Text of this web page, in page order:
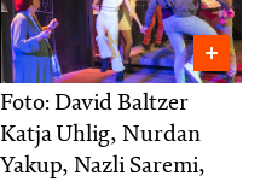
Foto: David Baltzer
Katja Uhlig, Nurdan
Yakup, Nazli Saremi,